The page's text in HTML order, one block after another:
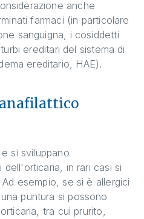
anche
farmaci (in particolare
sanguigna, i cosiddetti
ereditari del sistema di
ereditario, HAE).
si sviluppano
dell'orticaria, in rari casi si
esempio, se si è allergici
puntura si possono
tra cui prurito,